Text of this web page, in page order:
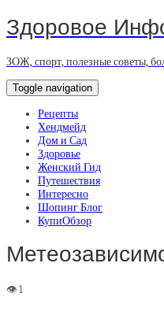
Здоровое
ЗОЖ, спорт, полезные советы,
Toggle navigation
Рецепты
Хендмейд
Дом и Сад
Здоровье
Женский Гид
Путешествия
Интересно
Шопинг Блог
КупиОбзор